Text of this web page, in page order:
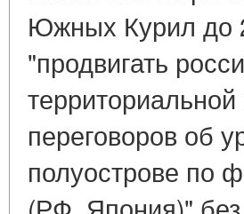
Южных Курил до
"продвигать
переговоров об
полуострове